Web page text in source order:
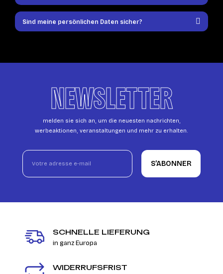
Sind meine persönlichen Daten sicher?
NEWSLETTER
melden sie sich an, um die neuesten nachrichten,
werbeaktionen, veranstaltungen und mehr zu erhalten.
S’ABONNER
SCHNELLE LIEFERUNG
in ganz Europa
WIDERRUFSFRIST